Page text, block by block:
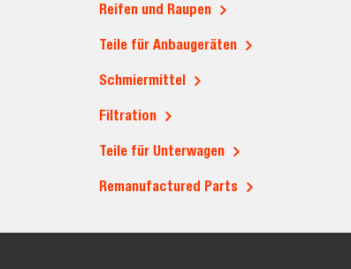
Reifen und Raupen
Teile für Anbaugeräten
Schmiermittel
Filtration
Teile für Unterwagen
Remanufactured Parts